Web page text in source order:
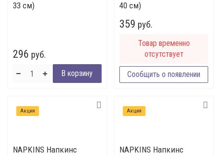
33 см)
296 руб.
40 см)
359 руб.
Товар временно
отсутствует
Сообщить о появлении
Акция
NAPKINS Напкинс
Акция
NAPKINS Напкинс